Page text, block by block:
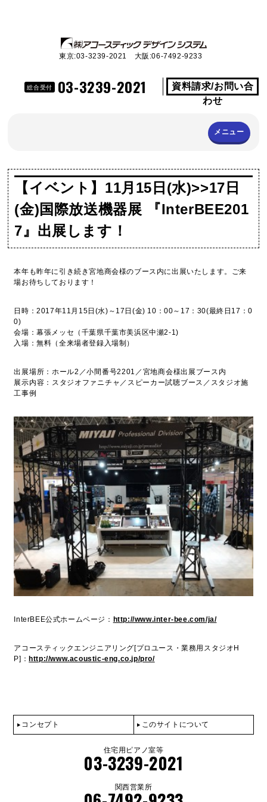
東京:03-3239-2021 大阪:06-7492-9233
総合受付 03-3239-2021
資料請求/お問い合
わせ
メニュー
【イベント】11月15日(水)>>17日
(金)国際放送機器展 『InterBEE201
7』出展します！
本年も昨年に引き続き宮地商会様のブース内に出展いたします。ご来
場お待ちしております！
日時：2017年11月15日(水)～17日(金) 10：00～17：30(最終日17：0
0)
会場：幕張メッセ（千葉県千葉市美浜区中瀬2-1)
入場：無料（全来場者登録入場制）
出展場所：ホール2／小間番号2201／宮地商会様出展ブース内
展示内容：スタジオファニチャ／スピーカー試聴ブース／スタジオ施
工事例
InterBEE公式ホームページ： http://www.inter-bee.com/ja/
アコースティックエンジニアリング[プロユース・業務用スタジオH
P]： http://www.acoustic-eng.co.jp/pro/
コンセプト このサイトについて
住宅用ピアノ室等
03-3239-2021
関西営業所